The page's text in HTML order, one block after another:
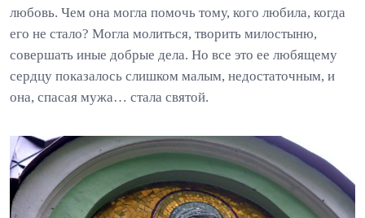
любовь. Чем она могла помочь тому, кого любила, когда
его не стало? Могла молиться, творить милостыню,
совершать иные добрые дела. Но все это ее любящему
сердцу показалось слишком малым, недостаточным, и
она, спасая мужа… стала святой.